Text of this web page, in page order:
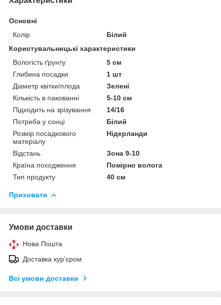
Основні
Колір
Білий
Користувальницькі характеристики
Вологість ґрунту
5 см
Глибина посадки
1 шт
Діаметр квітки/плода
Зелені
Кількість в пакованні
5-10 см
Підходить на зрізування
14/16
Потреба у сонці
Білий
Розмір посадкового
матеріалу
Нідерланди
Відстань
Зона 9-10
Країна походження
Помірно волога
Тип продукту
40 см
Приховати
Умови доставки
Нова Пошта
Доставка кур'єром
Всі умови доставки